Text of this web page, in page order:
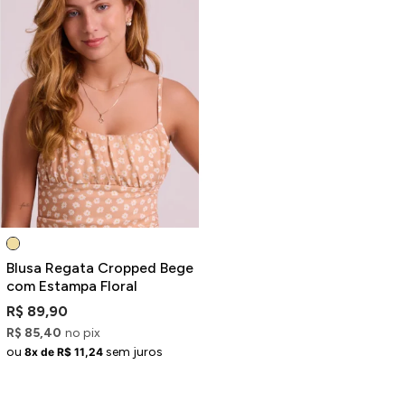
Blusa Regata Cropped Bege
com Estampa Floral
R$ 89,90
R$ 85,40 no pix
ou 8x de R$ 11,24 sem juros